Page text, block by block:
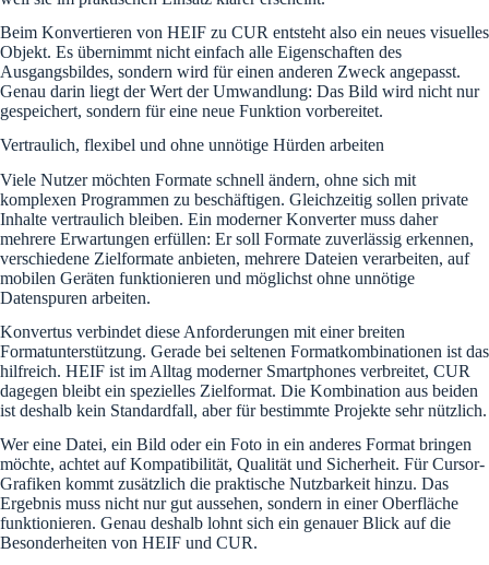
Beim Konvertieren von HEIF zu CUR entsteht also ein neues visuelles
Objekt. Es übernimmt nicht einfach alle Eigenschaften des
Ausgangsbildes, sondern wird für einen anderen Zweck angepasst.
Genau darin liegt der Wert der Umwandlung: Das Bild wird nicht nur
gespeichert, sondern für eine neue Funktion vorbereitet.
Vertraulich, flexibel und ohne unnötige Hürden arbeiten
Viele Nutzer möchten Formate schnell ändern, ohne sich mit
komplexen Programmen zu beschäftigen. Gleichzeitig sollen private
Inhalte vertraulich bleiben. Ein moderner Konverter muss daher
mehrere Erwartungen erfüllen: Er soll Formate zuverlässig erkennen,
verschiedene Zielformate anbieten, mehrere Dateien verarbeiten, auf
mobilen Geräten funktionieren und möglichst ohne unnötige
Datenspuren arbeiten.
Konvertus verbindet diese Anforderungen mit einer breiten
Formatunterstützung. Gerade bei seltenen Formatkombinationen ist das
hilfreich. HEIF ist im Alltag moderner Smartphones verbreitet, CUR
dagegen bleibt ein spezielles Zielformat. Die Kombination aus beiden
ist deshalb kein Standardfall, aber für bestimmte Projekte sehr nützlich.
Wer eine Datei, ein Bild oder ein Foto in ein anderes Format bringen
möchte, achtet auf Kompatibilität, Qualität und Sicherheit. Für Cursor-
Grafiken kommt zusätzlich die praktische Nutzbarkeit hinzu. Das
Ergebnis muss nicht nur gut aussehen, sondern in einer Oberfläche
funktionieren. Genau deshalb lohnt sich ein genauer Blick auf die
Besonderheiten von HEIF und CUR.